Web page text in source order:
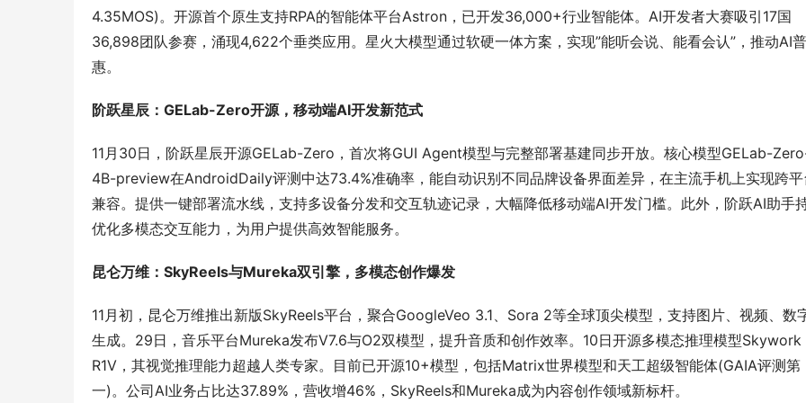
4.35MOS)。开源首个原生支持RPA的智能体平台Astron，已开发36,000+行业智能体。AI开发者大赛吸引17国
36,898团队参赛，涌现4,622个垂类应用。星火大模型通过软硬一体方案，实现”能听会说、能看会认”，推动AI普
惠。
阶跃星辰：GELab-Zero开源，移动端AI开发新范式
11月30日，阶跃星辰开源GELab-Zero，首次将GUI Agent模型与完整部署基建同步开放。核心模型GELab-
4B-preview在AndroidDaily评测中达73.4%准确率，能自动识别不同品牌设备界面差异，在主流手机上实现跨平
兼容。提供一键部署流水线，支持多设备分发和交互轨迹记录，大幅降低移动端AI开发门槛。此外，阶跃AI助手
优化多模态交互能力，为用户提供高效智能服务。
昆仑万维：SkyReels与Mureka双引擎，多模态创作爆发
11月初，昆仑万维推出新版SkyReels平台，聚合GoogleVeo 3.1、Sora 2等全球顶尖模型，支持图片、视频、数
生成。29日，音乐平台Mureka发布V7.6与O2双模型，提升音质和创作效率。10日开源多模态推理模型Skywork
R1V，其视觉推理能力超越人类专家。目前已开源10+模型，包括Matrix世界模型和天工超级智能体(GAIA评测第
一)。公司AI业务占比达37.89%，营收增46%，SkyReels和Mureka成为内容创作领域新标杆。